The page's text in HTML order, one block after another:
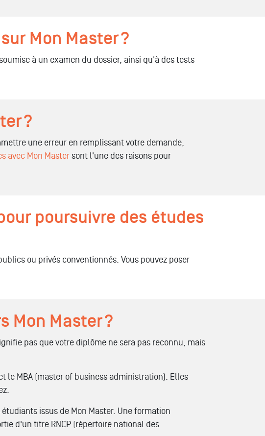
Mon Master ?
à un examen du dossier, ainsi qu'à des tests
?
une erreur en remplissant votre demande,
avec Mon Master sont l'une des raisons pour
poursuivre des études
ou privés conventionnés. Vous pouvez poser
Mon Master ?
pas que votre diplôme ne sera pas reconnu, mais
le MBA (master of business administration). Elles
issus de Mon Master. Une formation
d'un titre RNCP (répertoire national des